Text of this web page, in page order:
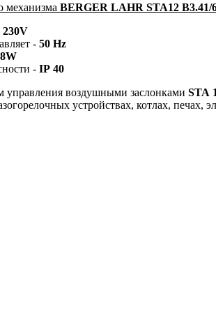
механизма BERGER LAHR STA12 B3.41/
230V
- 50 Hz
8W
- IP 40
воздушными заслонками STA
устройствах, котлах, печах,